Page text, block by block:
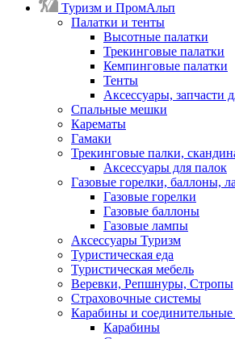
Туризм и ПромАльп
Палатки и тенты
Высотные палатки
Трекинговые палатки
Кемпинговые палатки
Тенты
Аксессуары, запчасти
Спальные мешки
Карематы
Гамаки
Трекинговые палки,
Аксессуары для палок
Газовые горелки, баллоны,
Газовые горелки
Газовые баллоны
Газовые лампы
Аксессуары Туризм
Туристическая еда
Туристическая мебель
Веревки, Репшнуры, Стропы
Страховочные системы
Карабины и
Карабины